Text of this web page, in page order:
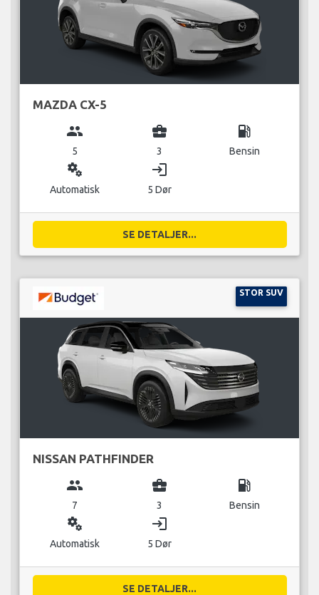
MAZDA CX-5
group
5
business_center
3
local_gas_station
Bensin
miscellaneous_services
Automatisk
login
5 Dør
SE DETALJER...
STOR SUV
NISSAN PATHFINDER
group
7
business_center
3
local_gas_station
Bensin
miscellaneous_services
Automatisk
login
5 Dør
SE DETALJER...